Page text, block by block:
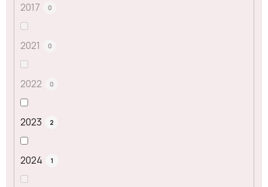
2017 0
2021 0
2022 0
2023 2
2024 1